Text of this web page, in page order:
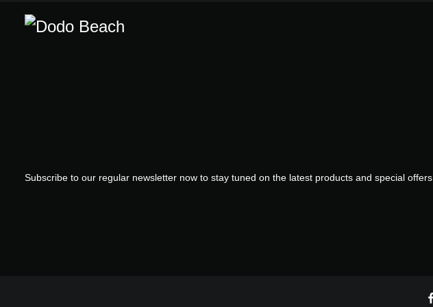
Subscribe to our regular newsletter now to stay tuned on the latest products and special offers.